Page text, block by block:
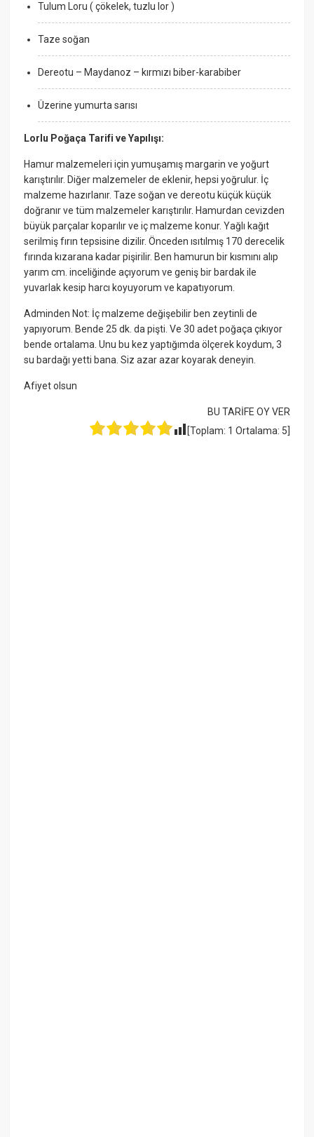
Tulum Loru ( çökelek, tuzlu lor )
Taze soğan
Dereotu – Maydanoz – kırmızı biber-karabiber
Üzerine yumurta sarısı
Lorlu Poğaça Tarifi ve Yapılışı:
Hamur malzemeleri için yumuşamış margarin ve yoğurt
karıştırılır. Diğer malzemeler de eklenir, hepsi yoğrulur. İç
malzeme hazırlanır. Taze soğan ve dereotu küçük küçük
doğranır ve tüm malzemeler karıştırılır. Hamurdan cevizden
büyük parçalar koparılır ve iç malzeme konur. Yağlı kağıt
serilmiş fırın tepsisine dizilir. Önceden ısıtılmış 170 derecelik
fırında kızarana kadar pişirilir. Ben hamurun bir kısmını alıp
yarım cm. inceliğinde açıyorum ve geniş bir bardak ile
yuvarlak kesip harcı koyuyorum ve kapatıyorum.
Adminden Not: İç malzeme değişebilir ben zeytinli de
yapıyorum. Bende 25 dk. da pişti. Ve 30 adet poğaça çıkıyor
bende ortalama. Unu bu kez yaptığımda ölçerek koydum, 3
su bardağı yetti bana. Siz azar azar koyarak deneyin.
Afiyet olsun
BU TARİFE OY VER
[Toplam: 1 Ortalama: 5